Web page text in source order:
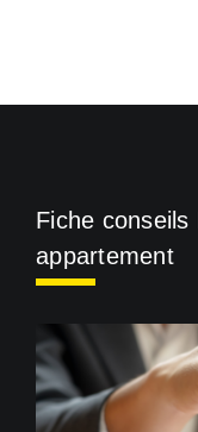
Fiche
appartement